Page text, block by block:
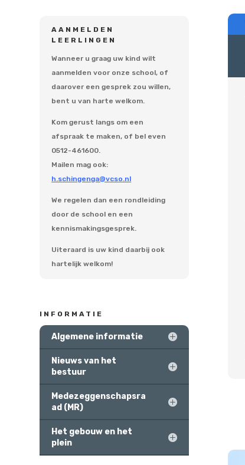
AANMELDEN
LEERLINGEN
Wanneer u graag uw kind wilt
aanmelden voor onze school, of
daarover een gesprek zou willen,
bent u van harte welkom.
Kom gerust langs om een
afspraak te maken, of bel even
0512-461600.
Mailen mag ook:
h.schingenga@vcso.nl
We regelen dan een rondleiding
door de school en een
kennismakingsgesprek.
Uiteraard is uw kind daarbij ook
hartelijk welkom!
INFORMATIE
Algemene informatie
Nieuws van het
bestuur
Medezeggenschapsra
ad (MR)
Het gebouw en het
plein